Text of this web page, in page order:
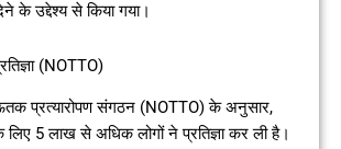
के उद्देश्य से किया गया।
(NOTTO)
प्रत्यारोपण संगठन (NOTTO) के अनुसार,
5 लाख से अधिक लोगों ने प्रतिज्ञा कर ली है।